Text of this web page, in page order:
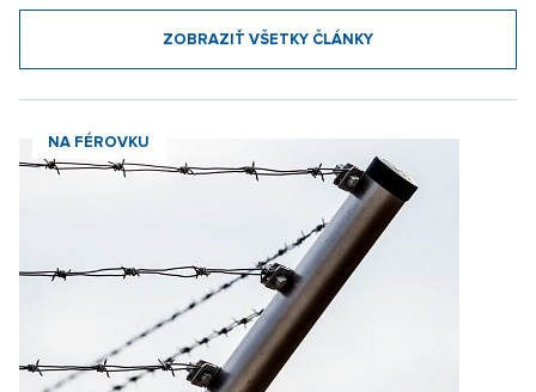
ZOBRAZIŤ VŠETKY ČLÁNKY
NA FÉROVKU